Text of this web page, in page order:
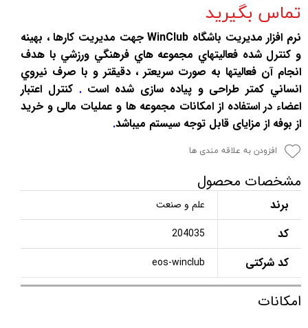
تماس بگیرید
نرم افزار مدیریت باشگاه WinClub جهت مديريت کارها ، بهينه
و کنترل شده فعاليتهاي مجموعه هاي فرهنگي ورزشي با هدف
انجام آن فعاليتها به صورت سريعتر ، دقيقتر و با صرف نيروي
انساني کمتر طراحی و پیاده سازی شده است. کنترل اعتبار
اعضاء در استفاده از امکانات مجموعه ها و عملیات مالی و خرید
از بوفه از مزایای قابل توجه سیستم میباشد.
افزودن به علاقه مندی ها
مشخصات محصول
برند علم و صنعت
کد 204035
کد شرکتی eos-winclub
امکانات